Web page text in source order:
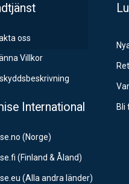
oss
Villkor
International
(Norge)
(Finland & Åland)
(Alla andra länder)
Bli